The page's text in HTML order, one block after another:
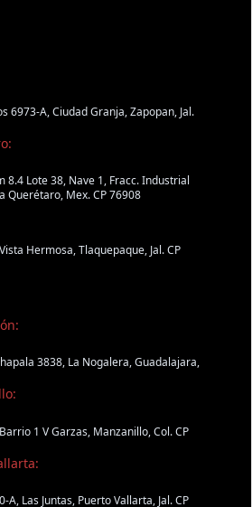
6973-A, Ciudad Granja, Zapopan, Jal.
8.4 Lote 38, Nave 1, Fracc. Industrial
Querétaro, Mex. CP 76908
Hermosa, Tlaquepaque, Jal. CP
3838, La Nogalera, Guadalajara,
1 V Garzas, Manzanillo, Col. CP
Las Juntas, Puerto Vallarta, Jal. CP